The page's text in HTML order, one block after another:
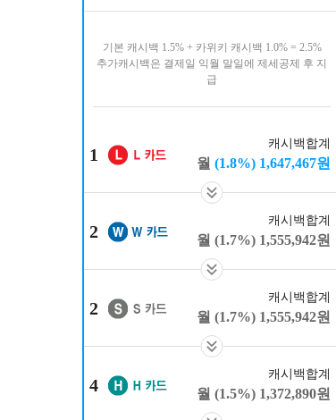
기본 캐시백 1.5% + 카위키 캐시백 1.0% = 2.5%
추가캐시백은 결제일 익월 말일에 제세공제 후 지
급
캐시백합계
(1.8%) 1,647,467원
1
캐시백합계
(1.7%) 1,555,942원
2
캐시백합계
(1.7%) 1,555,942원
2
캐시백합계
(1.5%) 1,372,890원
4